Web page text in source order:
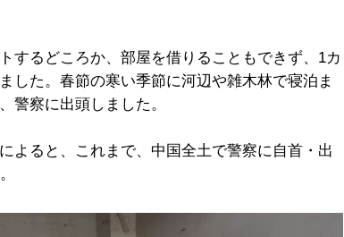
するどころか、部屋を借りることもできず、1カ
した。春節の寒い季節に河辺や雑木林で寝泊ま
警察に出頭しました。
よると、これまで、中国全土で警察に自首・出